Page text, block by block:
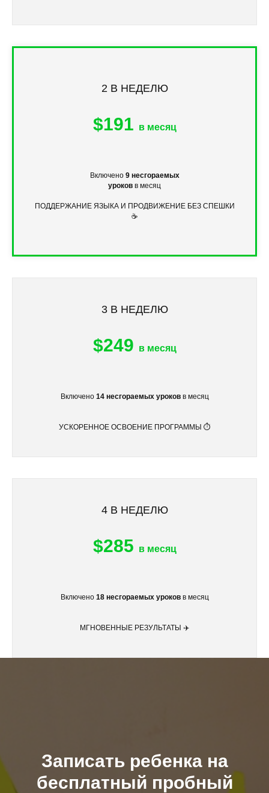
2 В НЕДЕЛЮ
$191 в месяц
Включено 9 несгораемых
уроков в месяц
ПОДДЕРЖАНИЕ ЯЗЫКА И ПРОДВИЖЕНИЕ БЕЗ СПЕШКИ
☕
3 В НЕДЕЛЮ
$249 в месяц
Включено 14 несгораемых уроковв месяц
УСКОРЕННОЕ ОСВОЕНИЕ ПРОГРАММЫ ⏱
4 В НЕДЕЛЮ
$285 в месяц
Включено 18 несгораемых уроковв месяц
МГНОВЕННЫЕ РЕЗУЛЬТАТЫ ✈️
Записать ребенка на
бесплатный пробный